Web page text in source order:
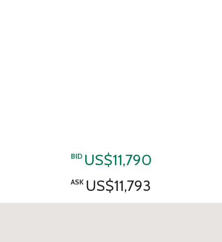
BID US$11,790
ASK US$11,793